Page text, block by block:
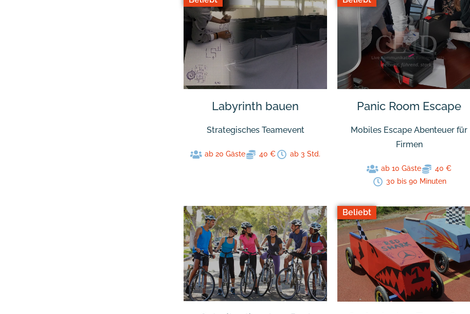
Labyrinth bauen
Strategisches Teamevent
ab 20 Gäste 40 € ab 3 Std.
Panic Room Escape
Mobiles Escape Abenteuer für
Firmen
ab 10 Gäste
40 €
30 bis 90 Minuten
Beliebt